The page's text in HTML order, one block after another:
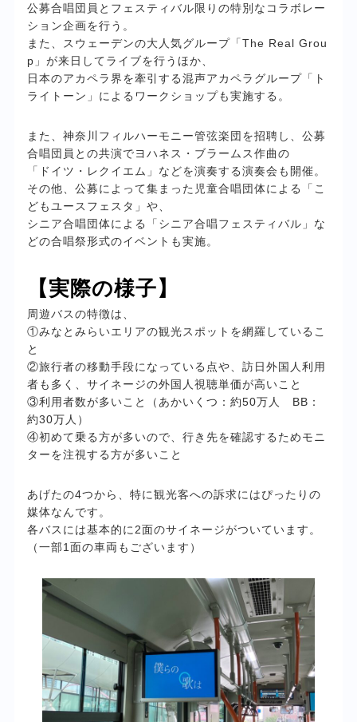
公募合唱団員とフェスティバル限りの特別なコラボレー
ション企画を行う。
また、スウェーデンの大人気グループ「The Real Grou
p」が来日してライブを行うほか、
日本のアカペラ界を牽引する混声アカペラグループ「ト
ライトーン」によるワークショップも実施する。
また、神奈川フィルハーモニー管弦楽団を招聘し、公募
合唱団員との共演でヨハネス・ブラームス作曲の
「ドイツ・レクイエム」などを演奏する演奏会も開催。
その他、公募によって集まった児童合唱団体による「こ
どもユースフェスタ」や、
シニア合唱団体による「シニア合唱フェスティバル」な
どの合唱祭形式のイベントも実施。
【実際の様子】
周遊バスの特徴は、
①みなとみらいエリアの観光スポットを網羅しているこ
と
②旅行者の移動手段になっている点や、訪日外国人利用
者も多く、サイネージの外国人視聴単価が高いこと
③利用者数が多いこと（あかいくつ：約50万人 BB：
約30万人）
④初めて乗る方が多いので、行き先を確認するためモニ
ターを注視する方が多いこと
あげたの4つから、特に観光客への訴求にはぴったりの
媒体なんです。
各バスには基本的に2面のサイネージがついています。
（一部1面の車両もございます）